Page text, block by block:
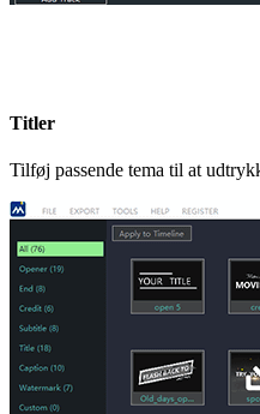
Titler
Tilføj passende tema til at